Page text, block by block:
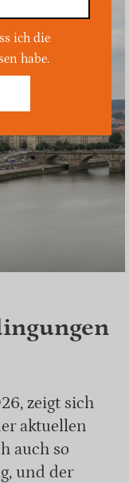
zeigt sich
aktuellen
auch so
und der
ich die
habe.